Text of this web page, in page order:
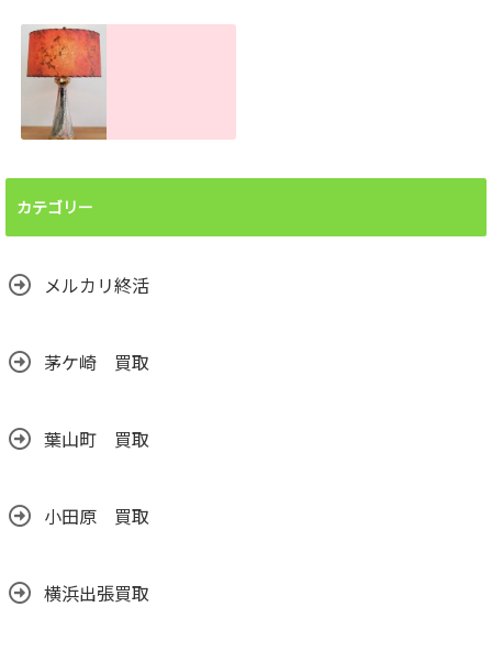
とめて買取しま
す。大量でもお任
せください
2026.07.22
せんか？汚れても
売れます！
カテゴリー
メルカリ終活
茅ケ崎 買取
葉山町 買取
小田原 買取
横浜出張買取